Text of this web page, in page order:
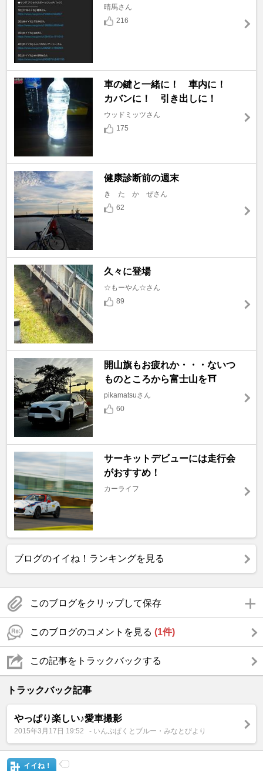
晴馬さん
216
車の鍵と一緒に！ 車内に！
カバンに！ 引き出しに！
ウッドミッツさん
175
健康診断前の週末
き た か ぜさん
62
久々に登場
☆もーやん☆さん
89
開山旗もお疲れか・・・ないつ
ものところから富士山を⛩️
pikamatsuさん
60
サーキットデビューには走行会
がおすすめ！
カーライフ
ブログのイイね！ランキングを見る
このブログをクリップして保存
このブログのコメントを見る (1件)
この記事をトラックバックする
トラックバック記事
やっぱり楽しい♪愛車撮影
2015年3月17日 19:52 - いんぷぱくとブルー・みなとびより
イイね！